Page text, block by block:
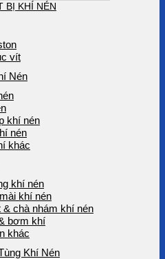
BỊ KHÍ NÉN
vít
Nén
khí nén
nén
khác
khí nén
khí nén
& chà nhám khí nén
bơm khí
khác
Khí Nén